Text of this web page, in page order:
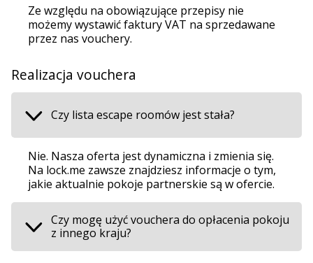
Ze względu na obowiązujące przepisy nie
możemy wystawić faktury VAT na sprzedawane
przez nas vouchery.
Realizacja vouchera
Czy lista escape roomów jest stała?
Nie. Nasza oferta jest dynamiczna i zmienia się.
Na lock.me zawsze znajdziesz informacje o tym,
jakie aktualnie pokoje partnerskie są w ofercie.
Czy mogę użyć vouchera do opłacenia pokoju
z innego kraju?